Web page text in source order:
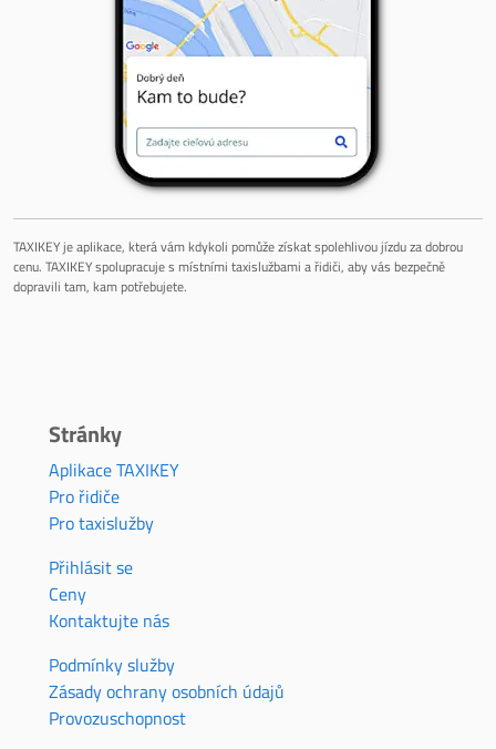
TAXIKEY je aplikace, která vám kdykoli pomůže získat spolehlivou jízdu za dobrou
cenu. TAXIKEY spolupracuje s místními taxislužbami a řidiči, aby vás bezpečně
dopravili tam, kam potřebujete.
Stránky
Aplikace TAXIKEY
Pro řidiče
Pro taxislužby
Přihlásit se
Ceny
Kontaktujte nás
Podmínky služby
Zásady ochrany osobních údajů
Provozuschopnost